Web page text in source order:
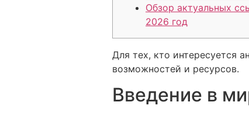
Обзор актуальных
2026 год
Для тех, кто интересуется
возможностей и ресурсов.
Введение в